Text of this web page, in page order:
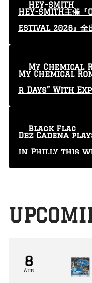
HEY-SMITH主催『
ESTIVAL 2026』全
HEY-SMITH
My Chemical
r Days” With
My Chemical
Dez Cadena
in Philly this
29 tickets left!
Black Flag
8
Aug